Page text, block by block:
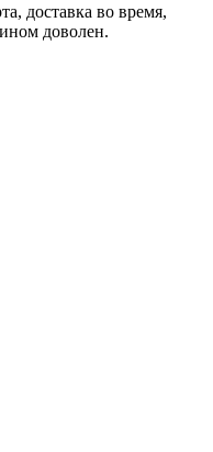
доставка во время,
доволен.